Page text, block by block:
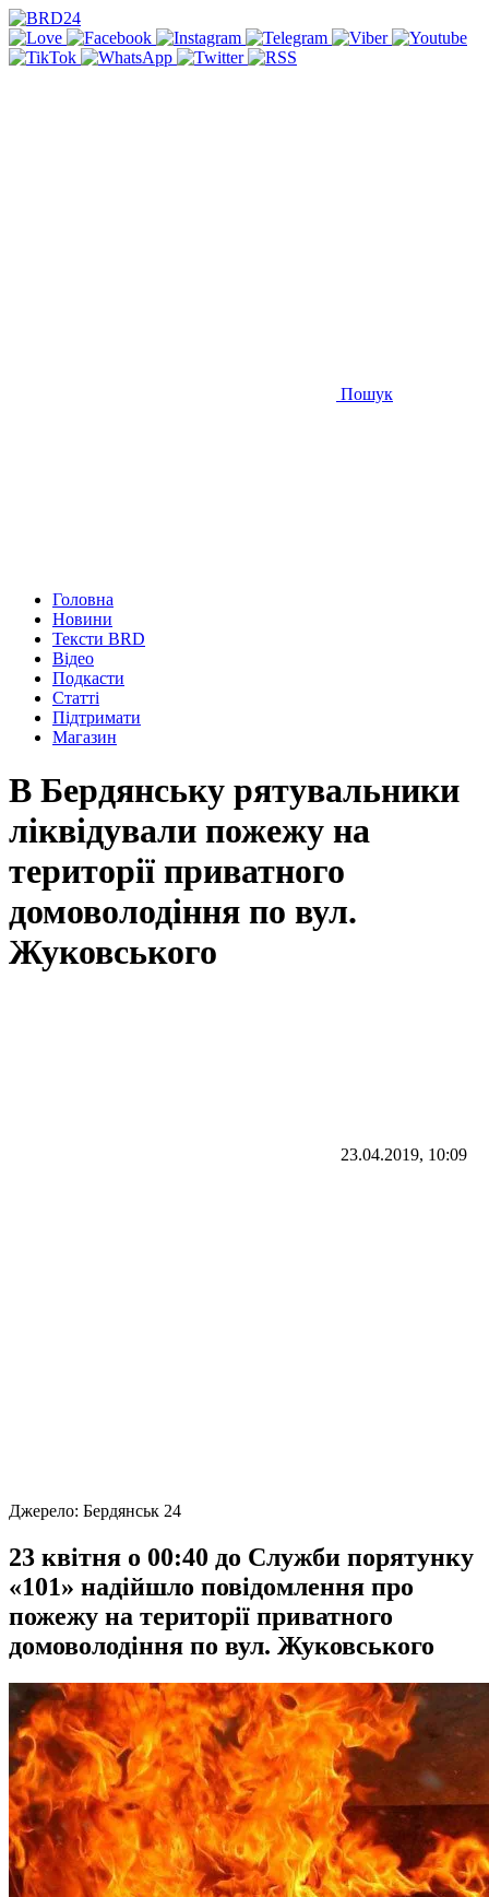
Пошук
Головна
Новини
Тексти BRD
Відео
Подкасти
Статті
Підтримати
Магазин
В Бердянську рятувальники
ліквідували пожежу на
території приватного
домоволодіння по вул.
Жуковського
23.04.2019, 10:09
Джерело: Бердянськ 24
23 квітня о 00:40 до Служби порятунку
«101» надійшло повідомлення про
пожежу на території приватного
домоволодіння по вул. Жуковського